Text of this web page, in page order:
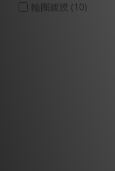
輪圈鍍膜 (10)